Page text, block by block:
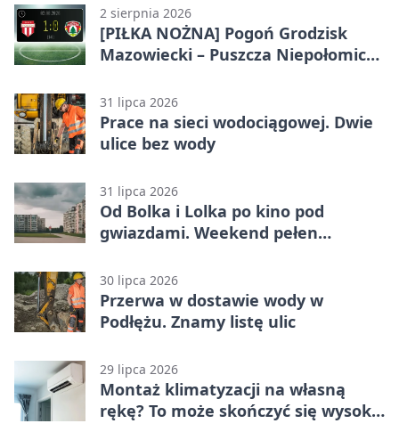
2 sierpnia 2026
[PIŁKA NOŻNA] Pogoń Grodzisk
Mazowiecki – Puszcza Niepołomice
punktów w Betclic 1. lidze
31 lipca 2026
Prace na sieci wodociągowej. Dwie
ulice bez wody
31 lipca 2026
Od Bolka i Lolka po kino pod
gwiazdami. Weekend pełen
30 lipca 2026
Przerwa w dostawie wody w
Podłężu. Znamy listę ulic
29 lipca 2026
Montaż klimatyzacji na własną
rękę? To może skończyć się wysoką